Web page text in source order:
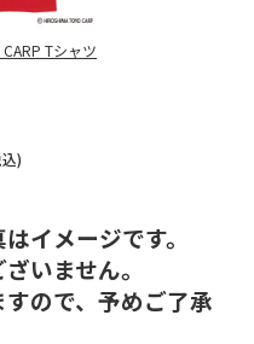
Tシャツ
)
イメージです。
いません。
ので、予めご了承